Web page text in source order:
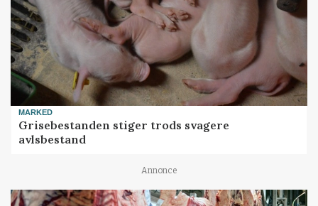
MARKED
Grisebestanden stiger trods svagere
avlsbestand
Annonce